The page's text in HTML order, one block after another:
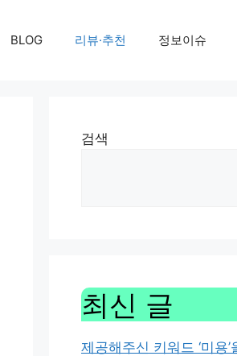
BLOG 리뷰·추천 정보이슈
검색
최신 글
제공해주신 키워드 ‘미용’